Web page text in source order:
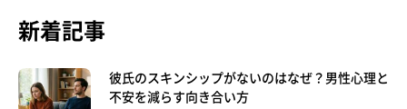
新着記事
彼氏のスキンシップがないのはなぜ？男性心理と
不安を減らす向き合い方